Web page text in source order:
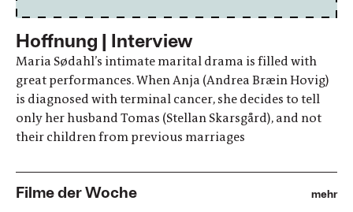
Hoffnung | Interview
Maria Sødahl’s intimate marital drama is filled with
great performances. When Anja (Andrea Bræin Hovig)
is diagnosed with terminal cancer, she decides to tell
only her husband Tomas (Stellan Skarsgård), and not
their children from previous marriages
Filme der Woche mehr